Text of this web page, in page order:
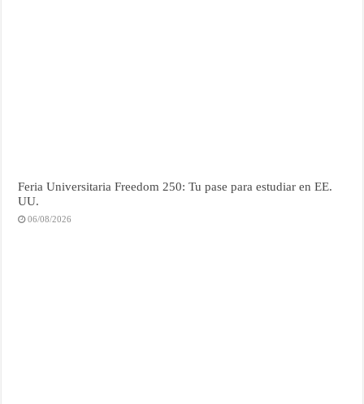
Feria Universitaria Freedom 250: Tu pase para estudiar en EE.
UU.
06/08/2026